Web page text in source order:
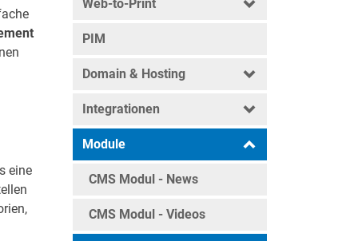
eine
Web-to-Print
PIM
Domain & Hosting
Integrationen
Module
CMS Modul - News
CMS Modul - Videos